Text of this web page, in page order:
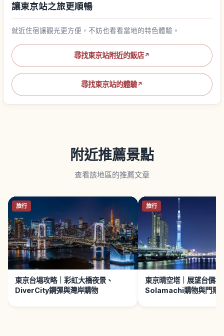
讓東京站之旅更順暢
就近住宿讓觀光更方便，不妨也看看當地的特色體驗。
尋找東京站附近的飯店↗
尋找東京站的體驗↗
附近推薦景點
查看該地區的推薦文章
旅行
東京台場攻略｜彩虹大橋夜景、
DiverCity鋼彈與灣岸購物
旅行
東京晴空塔｜展望台價格
Solamachi購物與門票